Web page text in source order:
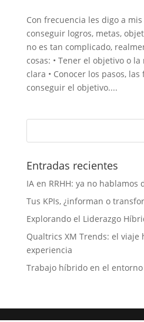
Con frecuencia les digo a
conseguir logros, metas,
no es tan complicado,
cosas: • Tener el objetivo o
clara • Conocer los pasos,
conseguir el objetivo....
Entradas recientes
IA en RRHH: ya no hablamos
Tus KPIs, ¿informan o
Explorando el Liderazgo
Qualtrics XM Trends: el viaje
experiencia
Trabajo híbrido en el